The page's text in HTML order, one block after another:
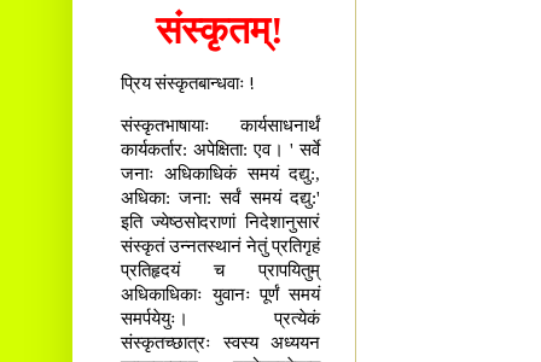
संस्कृतम्!
प्रिय संस्कृतबान्धवाः !
संस्कृतभाषायाः कार्यसाधनार्थं
कार्यकर्तार: अपेक्षिता: एव। ' सर्वे
जनाः अधिकाधिकं समयं दद्यु:,
अधिका: जना: सर्वं समयं दद्यु:'
इति ज्येष्ठसोदराणां निदेशानुसारं
संस्कृतं उन्नतस्थानं नेतुं प्रतिगृहं
प्रतिहृदयं च प्रापयितुम्
अधिकाधिकाः युवानः पूर्णं समयं
समर्पयेयुः। प्रत्येकं
संस्कृतच्छात्रः स्वस्य अध्ययन